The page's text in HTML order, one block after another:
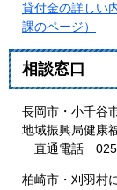
貸付金の詳しい
課のページ）
相談窓口
長岡市・小千谷
地域振興局健康
直通電話
柏崎市・刈羽村